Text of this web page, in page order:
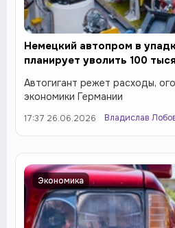
Немецкий автопром в
планирует уволить 100
Автогигант режет расходы,
экономики Германии
17:37 26.06.2026 Владислав
Экономика